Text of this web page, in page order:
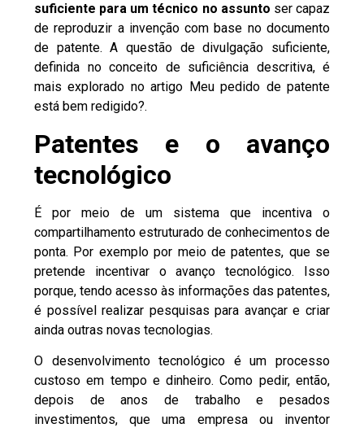
suficiente para um técnico no assunto ser capaz
de reproduzir a invenção com base no documento
de patente. A questão de divulgação suficiente,
definida no conceito de suficiência descritiva, é
mais explorado no artigo Meu pedido de patente
está bem redigido?.
Patentes e o avanço
tecnológico
É por meio de um sistema que incentiva o
compartilhamento estruturado de conhecimentos de
ponta. Por exemplo por meio de patentes, que se
pretende incentivar o avanço tecnológico. Isso
porque, tendo acesso às informações das patentes,
é possível realizar pesquisas para avançar e criar
ainda outras novas tecnologias.
O desenvolvimento tecnológico é um processo
custoso em tempo e dinheiro. Como pedir, então,
depois de anos de trabalho e pesados
investimentos, que uma empresa ou inventor